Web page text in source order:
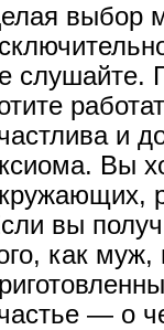
выбор
слушайте.
и
Вы
вы
как
— о